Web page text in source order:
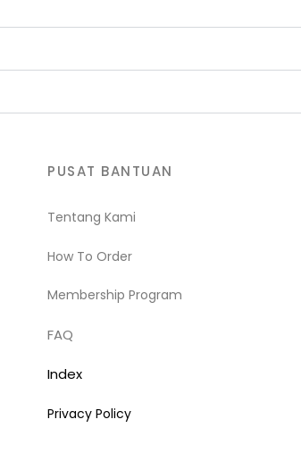
PUSAT BANTUAN
Tentang Kami
How To Order
Membership Program
FAQ
Index
Privacy Policy